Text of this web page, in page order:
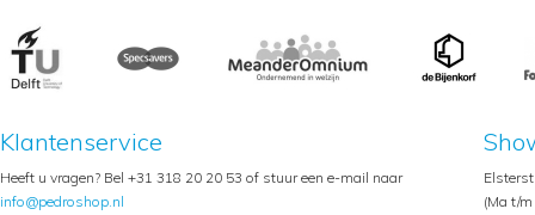
Klantenservice
Heeft u vragen? Bel +31 318 20 20 53 of stuur een e-mail naar
info@pedroshop.nl
(Ma t/